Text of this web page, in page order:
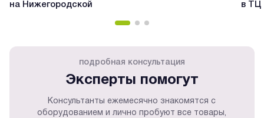
на Нижегородской в ТЦ
подробная консультация
Эксперты помогут
Консультанты ежемесячно знакомятся с
оборудованием и лично пробуют все товары,